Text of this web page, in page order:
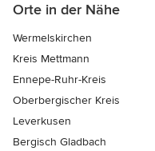
Orte in der Nähe
Wermelskirchen
Kreis Mettmann
Ennepe-Ruhr-Kreis
Oberbergischer Kreis
Leverkusen
Bergisch Gladbach